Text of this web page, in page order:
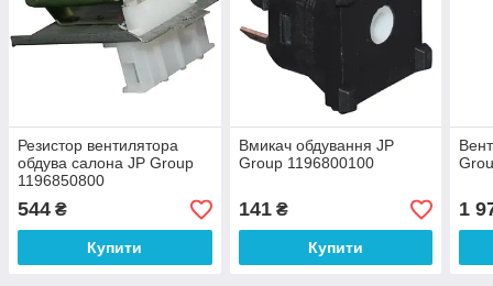
Резистор вентилятора
обдува салона JP Group
1196850800
544 ₴
Купити
Вмикач обдування JP
Group 1196800100
141₴
Купити
1